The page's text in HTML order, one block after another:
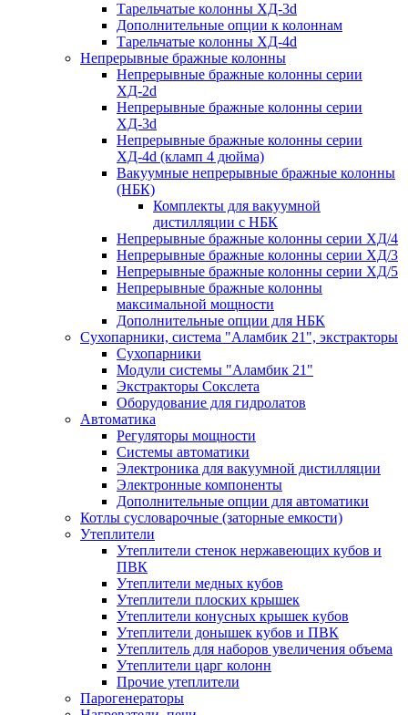
Тарельчатые колонны ХД-3d
Дополнительные опции к колоннам
Тарельчатые колонны ХД-4d
Непрерывные бражные колонны
Непрерывные бражные колонны серии
ХД-2d
Непрерывные бражные колонны серии
ХД-3d
Непрерывные бражные колонны серии
ХД-4d (кламп 4 дюйма)
Вакуумные непрерывные бражные колонны
(НБК)
Комплекты для вакуумной
дистилляции с НБК
Непрерывные бражные колонны серии ХД/4
Непрерывные бражные колонны серии ХД/3
Непрерывные бражные колонны серии ХД/5
Непрерывные бражные колонны
максимальной мощности
Дополнительные опции для НБК
Сухопарники, система "Аламбик 21", экстракторы
Сухопарники
Модули системы "Аламбик 21"
Экстракторы Сокслета
Оборудование для гидролатов
Автоматика
Регуляторы мощности
Системы автоматики
Электроника для вакуумной дистилляции
Электронные компоненты
Дополнительные опции для автоматики
Котлы сусловарочные (заторные емкости)
Утеплители
Утеплители стенок нержавеющих кубов и
ПВК
Утеплители медных кубов
Утеплители плоских крышек
Утеплители конусных крышек кубов
Утеплители донышек кубов и ПВК
Утеплитель для наборов увеличения объема
Утеплители царг колонн
Прочие утеплители
Парогенераторы